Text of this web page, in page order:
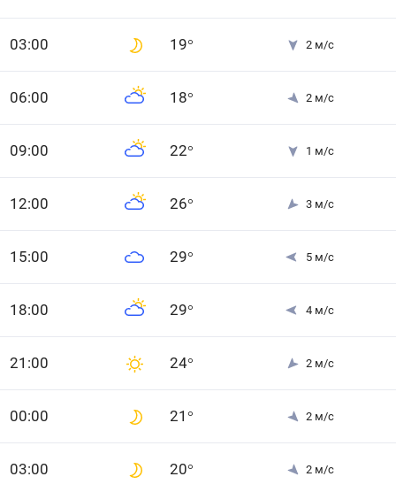
03:00 19° 2 м/с
06:00 18° 2 м/с
09:00 22° 1 м/с
12:00 26° 3 м/с
15:00 29° 5 м/с
18:00 29° 4 м/с
21 :00 24° 2 м/с
00:00 21 ° 2 м/с
03:00 20° 2 м/с